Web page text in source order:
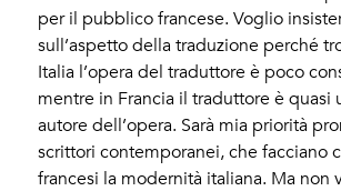
per il pubblico francese. Voglio
sull’aspetto della traduzione perché
Italia l’opera del traduttore è poco
mentre in Francia il traduttore è quasi
autore dell’opera. Sarà mia priorità
scrittori contemporanei, che facciano
francesi la modernità italiana. Ma non